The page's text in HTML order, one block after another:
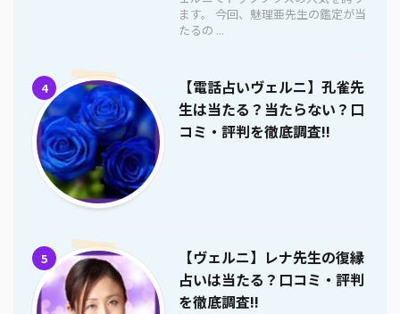
ます。 今回、魅理亜先生の鑑定が当
たるの ...
4
【電話占いヴェルニ】孔雀先
生は当たる？当たらない？口
コミ・評判を徹底調査!!
5
【ヴェルニ】レナ先生の復縁
占いは当たる？口コミ・評判
を徹底調査!!